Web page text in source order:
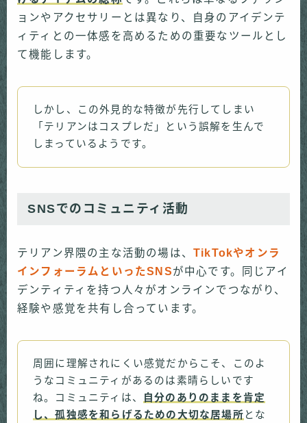
ョンやアクセサリーとは異なり、自身のアイデンテ
ィティとの一体感を高めるための重要なツールとし
て機能します。
しかし、この外見的な特徴が先行してしまい
「テリアンはコスプレだ」という誤解を生んで
しまっているようです。
SNSでのコミュニティ活動
テリアン界隈の主な活動の場は、 TikTokやオンラ
インフォーラムといったSNSが中心です。同じアイ
デンティティを持つ人々がオンラインでつながり、
経験や感覚を共有し合っています。
周囲に理解されにくい感覚だからこそ、このよ
うなコミュニティがあるのは素晴らしいです
ね。コミュニティは、
自分のありのままを肯定
し、孤独感を和らげるための大切な居場所 とな